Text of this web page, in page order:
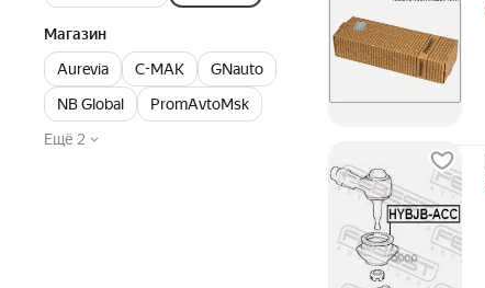
Магазин
Aurevia
C-MAK
GNauto
NB Global
PromAvtoMsk
Ещё 2